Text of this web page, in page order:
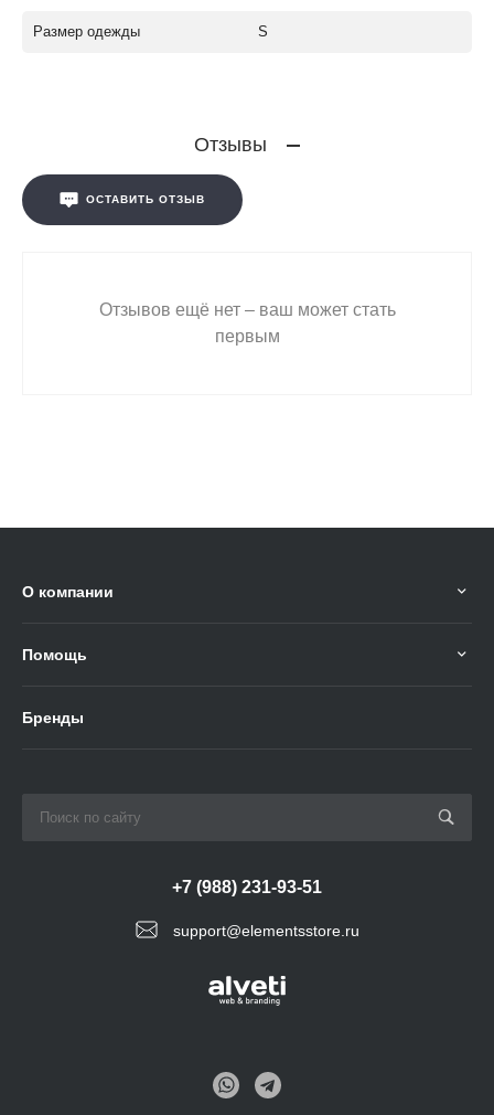
Размер одежды S
Отзывы
ОСТАВИТЬ ОТЗЫВ
Отзывов ещё нет – ваш может стать
первым
О компании
Помощь
Бренды
support@elementsstore.ru
+7 (988) 231-93-51